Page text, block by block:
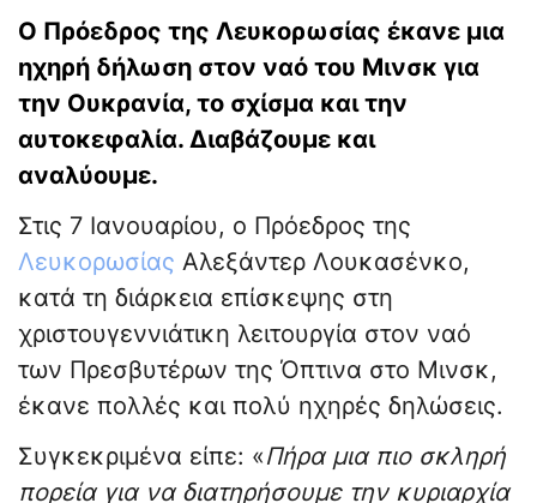
Ο Πρόεδρος της Λευκορωσίας έκανε μια
ηχηρή δήλωση στον ναό του Μινσκ για
την Ουκρανία, το σχίσμα και την
αυτοκεφαλία. Διαβάζουμε και
αναλύουμε.
Στις 7 Ιανουαρίου, ο Πρόεδρος της
Λευκορωσίας Αλεξάντερ Λουκασένκο,
κατά τη διάρκεια επίσκεψης στη
χριστουγεννιάτικη λειτουργία στον ναό
των Πρεσβυτέρων της Όπτινα στο Μινσκ,
έκανε πολλές και πολύ ηχηρές δηλώσεις.
Συγκεκριμένα είπε: «Πήρα μια πιο σκληρή
πορεία για να διατηρήσουμε την κυριαρχία